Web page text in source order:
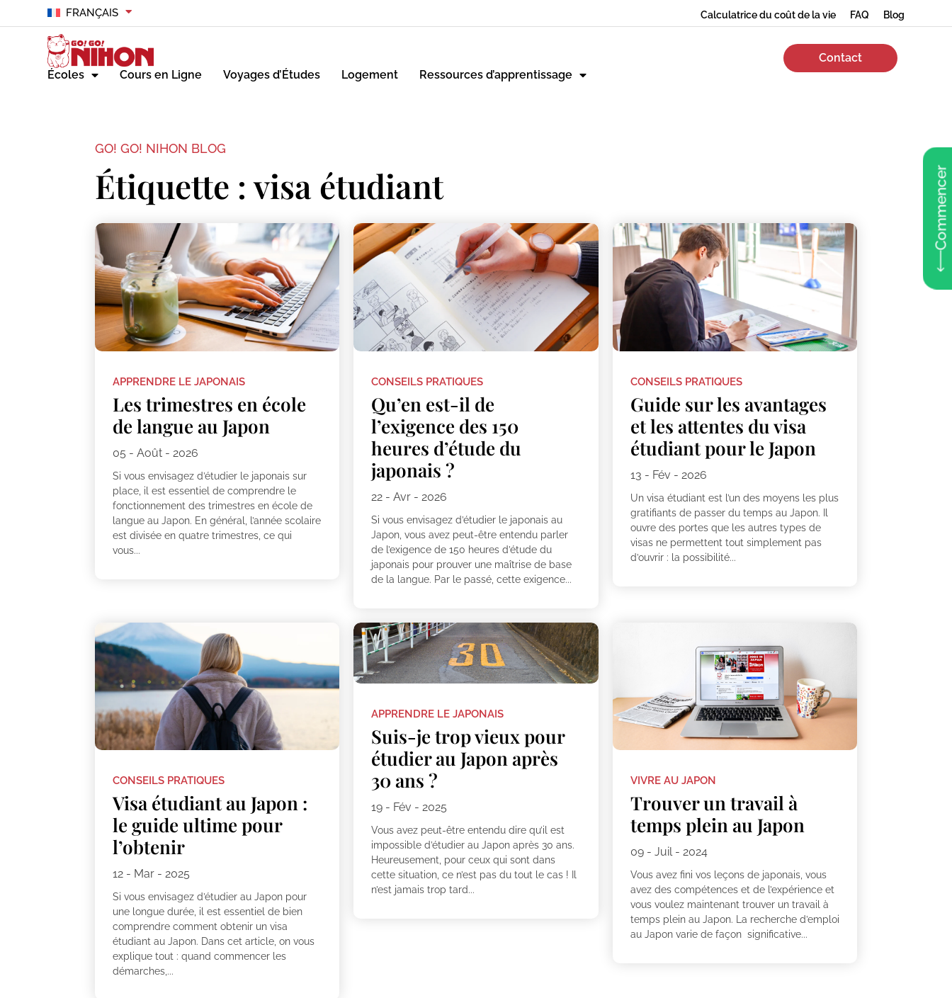
FRANÇAIS Calculatrice du coût de la vie FAQ Blog
Écoles Cours en Ligne Voyages d’Études Logement Ressources d’apprentissage
Contact
Commencer
GO! GO! NIHON BLOG
Étiquette : visa étudiant
APPRENDRE LE JAPONAIS
Les trimestres en école
de langue au Japon
05 - Août - 2026
Si vous envisagez d’étudier le japonais sur
place, il est essentiel de comprendre le
fonctionnement des trimestres en école de
langue au Japon. En général, l’année scolaire
est divisée en quatre trimestres, ce qui
vous...
CONSEILS PRATIQUES
Qu’en est-il de
l’exigence des 150
heures d’étude du
japonais ?
22 - Avr - 2026
Si vous envisagez d’étudier le japonais au
Japon, vous avez peut-être entendu parler
de l’exigence de 150 heures d’étude du
japonais pour prouver une maîtrise de base
de la langue. Par le passé, cette exigence...
CONSEILS PRATIQUES
Guide sur les avantages
et les attentes du visa
étudiant pour le Japon
13 - Fév - 2026
Un visa étudiant est l’un des moyens les plus
gratifiants de passer du temps au Japon. Il
ouvre des portes que les autres types de
visas ne permettent tout simplement pas
d’ouvrir : la possibilité...
CONSEILS PRATIQUES
Visa étudiant au Japon :
le guide ultime pour
l’obtenir
12 - Mar - 2025
Si vous envisagez d’étudier au Japon pour
une longue durée, il est essentiel de bien
comprendre comment obtenir un visa
étudiant au Japon. Dans cet article, on vous
explique tout : quand commencer les
démarches,...
APPRENDRE LE JAPONAIS
Suis-je trop vieux pour
étudier au Japon après
30 ans ?
19 - Fév - 2025
Vous avez peut-être entendu dire qu’il est
impossible d’étudier au Japon après 30 ans.
Heureusement, pour ceux qui sont dans
cette situation, ce n’est pas du tout le cas ! Il
n’est jamais trop tard...
VIVRE AU JAPON
Trouver un travail à
temps plein au Japon
09 - Juil - 2024
Vous avez fini vos leçons de japonais, vous
avez des compétences et de l’expérience et
vous voulez maintenant trouver un travail à
temps plein au Japon. La recherche d’emploi
au Japon varie de façon significative...